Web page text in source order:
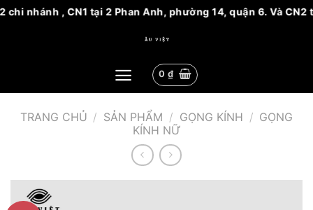
, CN1 tại 2 Phan Anh, phường 14, quận 6. Và CN2
0 ₫
TRANG CHỦ / SẢN PHẨM / GỌNG KÍNH / GỌNG
KÍNH NỮ